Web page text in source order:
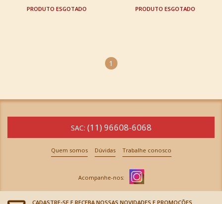
ESGOTADO ESGOTADO
1
SAC: (11) 96608-6068
Quem somos Dúvidas Trabalhe conosco
CADASTRE-SE E RECEBA NOSSAS NOVIDADES E PROMOÇÕES.